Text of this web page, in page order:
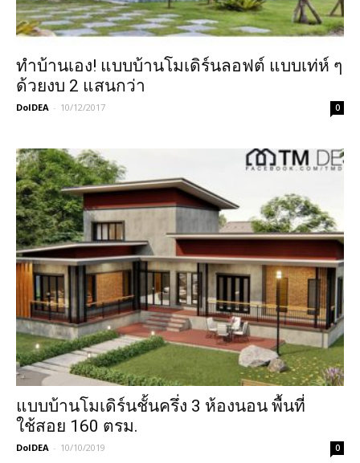
ทำบ้านเอง! แบบบ้านโมเดิร์นลอฟต์ แบบเท่ห์ ๆ
ด้วยงบ 2 แสนกว่า
DoIDEA - 10/12/2017 0
แบบบ้านโมเดิร์นชั้นครึ่ง 3 ห้องนอน พื้นที่
ใช้สอย 160 ตรม.
DoIDEA - 10/10/2019 0